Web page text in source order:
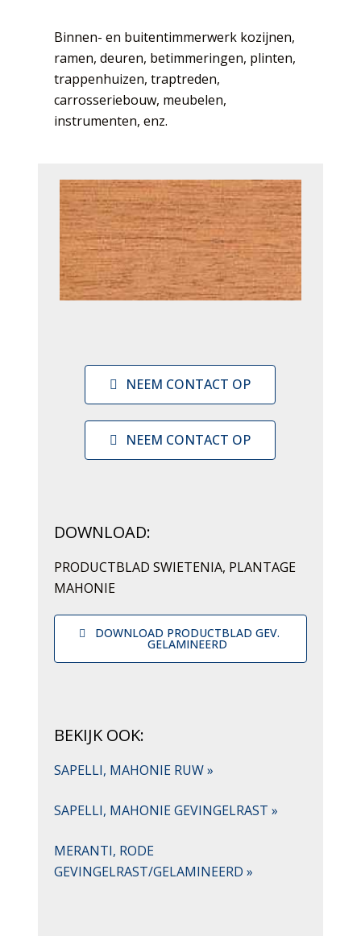
Binnen- en buitentimmerwerk kozijnen,
ramen, deuren, betimmeringen, plinten,
trappenhuizen, traptreden,
carrosseriebouw, meubelen,
instrumenten, enz.
NEEM CONTACT OP
NEEM CONTACT OP
DOWNLOAD:
PRODUCTBLAD SWIETENIA, PLANTAGE
MAHONIE
DOWNLOAD PRODUCTBLAD GEV.
GELAMINEERD
BEKIJK OOK:
SAPELLI, MAHONIE RUW »
SAPELLI, MAHONIE GEVINGELRAST »
MERANTI, RODE
GEVINGELRAST/GELAMINEERD »